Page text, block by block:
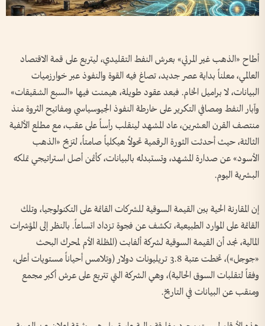
أطاح «الذهب غير المرئي» بعرش النفط التقليدي، ليتربع على قمة الاقتصاد
العالمي، معلناً بداية عصر جديد، تصاغ فيه القوة والنفوذ عبر خوارزميات
البيانات، لا براميل الخام. فبعد عقود طويلة، هيمنت فيها «السبع الشقيقات»
وآبار النفط ومصافي التكرير على خارطة النفوذ الجيوسياسي ومفاتيح الثروة منذ
منتصف القرن العشرين، عاد المشهد لينقلب رأساً على عقب، مع مطلع الألفية
الثالثة، حيث أحدثت الثورة الرقمية تحولاً هيكلياً صامتاً، لتزيح «الذهب
الأسود» عن صدارة المشهد، وتستبدله بالبيانات، كأثمن أصل استراتيجي تملكه
البشرية اليوم.
إن المقارنة الحية بين القيمة السوقية للشركات القائمة على التكنولوجيا، وتلك
القائمة على الموارد الطبيعية، تكشف عن فجوة تزداد اتساعاً. بالنظر إلى المؤشرات
المالية، نجد أن القيمة السوقية لشركة ألفابت (المظلة الأم لمحرك البحث
«جوجل»)، تخطت عتبة 3.8 تريليونات دولار (وتلامس أحياناً مستويات أعلى،
وفقاً لتقلبات السوق الحالية)، وهي الشركة التي تتربع على عرش أكبر مجمع
ومنقب عن البيانات في التاريخ.